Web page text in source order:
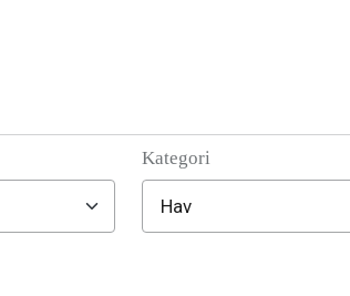
Kategori